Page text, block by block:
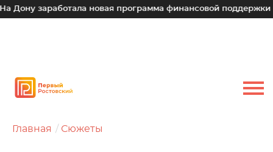
новая программа финансовой поддержки для
Главная Сюжеты